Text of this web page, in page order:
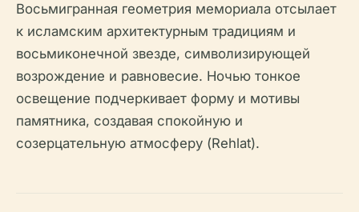
Восьмигранная геометрия мемориала отсылает
к исламским архитектурным традициям и
восьмиконечной звезде, символизирующей
возрождение и равновесие. Ночью тонкое
освещение подчеркивает форму и мотивы
памятника, создавая спокойную и
созерцательную атмосферу (Rehlat).